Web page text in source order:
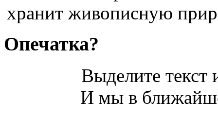
хранит живописную
Опечатка?
Выделите
И мы в